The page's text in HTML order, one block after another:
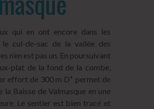
qui en ont encore dans les
le cul-de-sac de la vallée des
n’en est pas un. En poursuivant
plat de la fond de la combe,
effort de 300 m D+ permet de
la Baisse de Valmasque en une
Le sentier est bien tracé et